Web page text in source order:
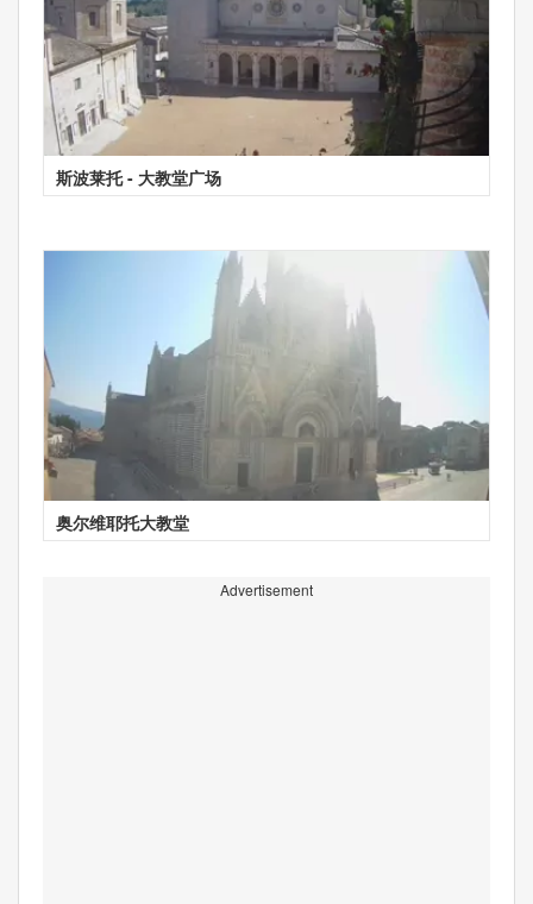
斯波莱托 - 大教堂广场
奥尔维耶托大教堂
Advertisement